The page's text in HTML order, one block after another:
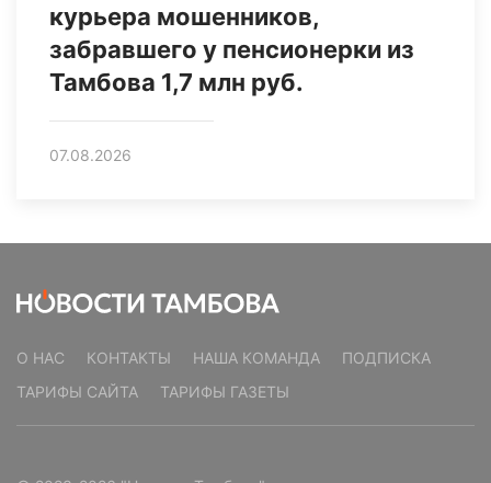
курьера мошенников,
забравшего у пенсионерки из
Тамбова 1,7 млн руб.
07.08.2026
О НАС КОНТАКТЫ НАША КОМАНДА
ПОДПИСКА
ТАРИФЫ САЙТА
ТАРИФЫ ГАЗЕТЫ